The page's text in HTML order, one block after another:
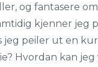
og fantasere
kjenner jeg
jeg peiler ut en
Hvordan kan jeg